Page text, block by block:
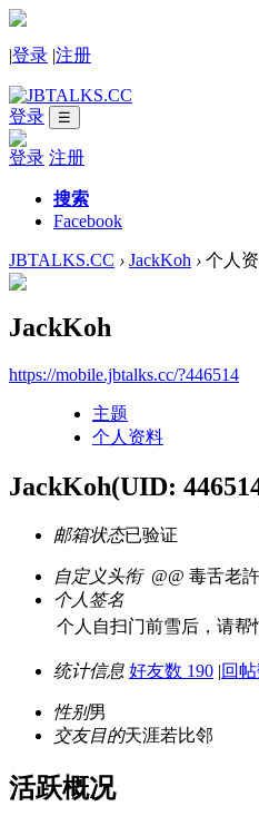
|登录 |注册
登录 ☰
登录 注册
搜索
Facebook
JBTALKS.CC › JackKoh › 个人
JackKoh
https://mobile.jbtalks.cc/?446514
主题
个人资料
JackKoh(UID:
邮箱状态已验证
自定义头衔 @@ 毒舌老
个人签名
个人自扫门前雪后，请帮
统计信息 好友数 190 |回
性别男
交友目的天涯若比邻
活跃概况